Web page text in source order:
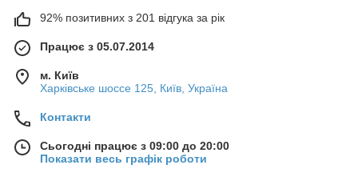
92% позитивних з 201 відгука за рік
Працює з 05.07.2014
м. Київ
Харківське шоссе 125, Київ, Україна
Контакти
Сьогодні працює з 09:00 до 20:00
Показати весь графік роботи